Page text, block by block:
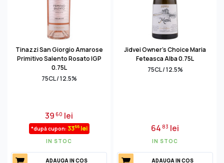
Tinazzi San Giorgio Amarose
Primitivo Salento Rosato IGP
0.75L
75CL / 12.5%
3960 lei
*după cupon: 3366lei
IN STOC
ADAUGA IN COS
Jidvei Owner's Choice Maria
Feteasca Alba 0.75L
75CL / 12.5%
6483 lei
IN STOC
ADAUGA IN COS